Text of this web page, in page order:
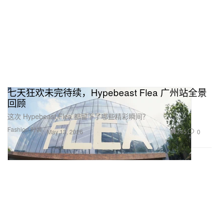
Fashion 时装
七天狂欢未完待续，Hypebeast Flea 广州站全景
回顾
这次 Hypebeast Flea 都留下了哪些精彩瞬间？
May 13, 2026 245 0